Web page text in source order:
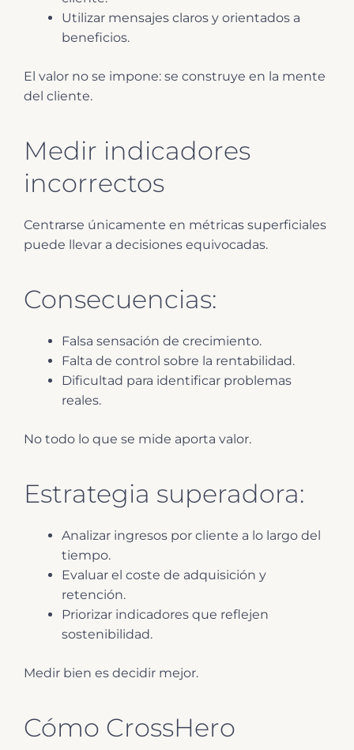
Utilizar mensajes claros y orientados a
beneficios.
El valor no se impone: se construye en la mente
del cliente.
Medir indicadores
incorrectos
Centrarse únicamente en métricas superficiales
puede llevar a decisiones equivocadas.
Consecuencias:
Falsa sensación de crecimiento.
Falta de control sobre la rentabilidad.
Dificultad para identificar problemas
reales.
No todo lo que se mide aporta valor.
Estrategia superadora:
Analizar ingresos por cliente a lo largo del
tiempo.
Evaluar el coste de adquisición y
retención.
Priorizar indicadores que reflejen
sostenibilidad.
Medir bien es decidir mejor.
Cómo CrossHero